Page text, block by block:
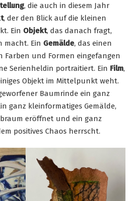
, die auch in diesem Jahr
, der den Blick auf die kleinen
Ein Objekt, das danach fragt,
macht. Ein Gemälde, das einen
Farben und Formen eingefangen
Serienheldin portraitiert. Ein Film,
Objekt im Mittelpunkt weht.
Baumrinde ein ganz
ganz kleinformatiges Gemälde,
eröffnet und ein ganz
positives Chaos herrscht.